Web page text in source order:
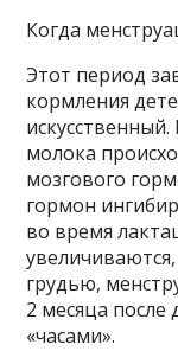
Когда
Этот период
кормления
молока
мозгового
гормон
во время
грудью,
2 месяца
«часами».